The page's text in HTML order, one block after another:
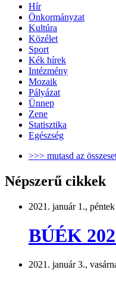
Hír
Önkormányzat
Kultúra
Közélet
Sport
Kék hírek
Intézmény
Mozaik
Pályázat
Ünnep
Zene
Statisztika
Egészség
>>> mutasd az
Népszerű cikkek
2021. január 1., péntek
BÚÉK
2021. január 3.,